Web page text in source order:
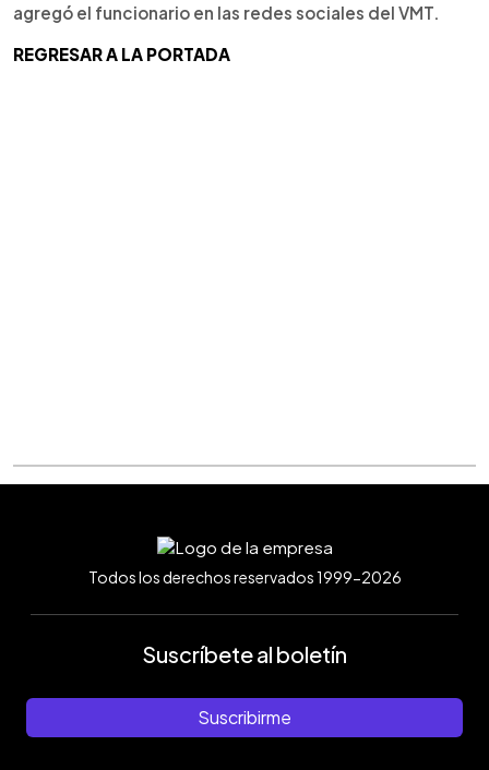
agregó el funcionario en las redes sociales del VMT.
REGRESAR A LA PORTADA
Todos los derechos reservados 1999-2026
Suscríbete al boletín
Suscribirme